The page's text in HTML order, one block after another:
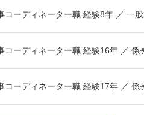
コーディネーター職 経験8年 ／ 一般
コーディネーター職 経験16年 ／ 係
コーディネーター職 経験17年 ／ 係